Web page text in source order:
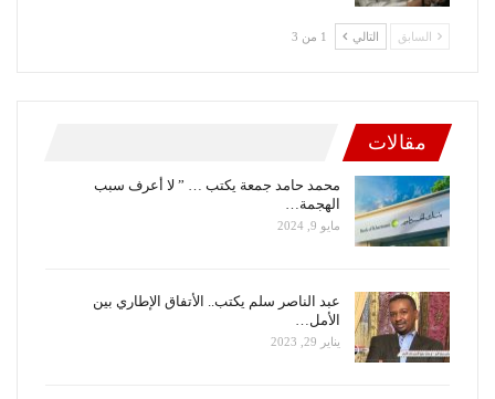
السابق التالي 1 من 3
مقالات
محمد حامد جمعة يكتب … ” لا أعرف سبب
الهجمة…
مايو 9, 2024
عبد الناصر سلم يكتب.. الأتفاق الإطاري بين
الأمل…
يناير 29, 2023